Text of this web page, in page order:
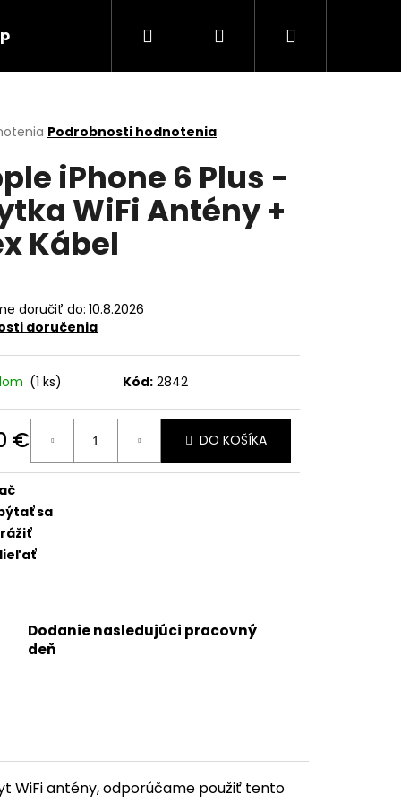
Kontakt
Hľadať PrihlásenieNákupný
Podrobnosti hodnotenia
iPhone 6 Plus -
WiFi Antény +
Kábel
doručiť do: 10.8.2026
doručenia
(1 ks) Kód: 2842
€ DO KOŠÍKA
sa
Dodanie nasledujúci pracovný
deň
WiFi antény, odporúčame použiť tento
PRO - SKLO ZADNÉHO
+ SKLÍČKA KAMERY
KRÚŽOK
TITANIUM) -